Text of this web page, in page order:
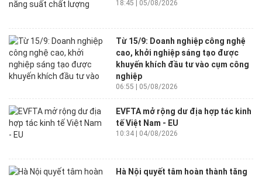
18:45 | 05/08/2026
Từ 15/9: Doanh nghiệp công nghệ
cao, khởi nghiệp sáng tạo được
khuyến khích đầu tư vào cụm công
nghiệp
06:55 | 05/08/2026
EVFTA mở rộng dư địa hợp tác kinh
tế Việt Nam - EU
10:34 | 04/08/2026
Hà Nội quyết tâm hoàn thành tăng